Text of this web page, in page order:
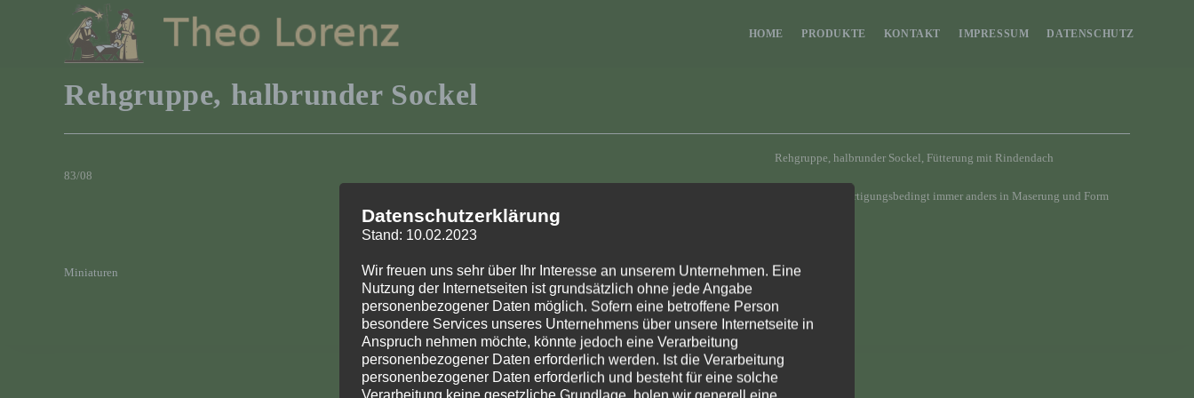
HOME PRODUKTE KONTAKT IMPRESSUM DATENSCHUTZ
Rehgruppe, halbrunder Sockel
83/08
Rehgruppe, halbrunder Sockel, Fütterung mit Rindendach
Der Sockel ist fertigungsbedingt immer anders in Maserung und Form
Miniaturen
Datenschutzerklärung
Stand: 10.02.2023
Wir freuen uns sehr über Ihr Interesse an unserem Unternehmen. Eine
Nutzung der Internetseiten ist grundsätzlich ohne jede Angabe
personenbezogener Daten möglich. Sofern eine betroffene Person
besondere Services unseres Unternehmens über unsere Internetseite in
Anspruch nehmen möchte, könnte jedoch eine Verarbeitung
personenbezogener Daten erforderlich werden. Ist die Verarbeitung
personenbezogener Daten erforderlich und besteht für eine solche